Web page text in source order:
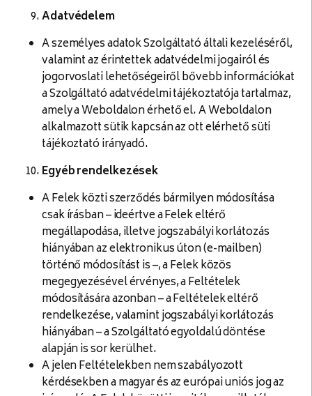
Adatvédelem
A személyes adatok Szolgáltató általi kezeléséről,
valamint az érintettek adatvédelmi jogairól és
jogorvoslati lehetőségeiről bővebb információkat
a Szolgáltató adatvédelmi tájékoztatója tartalmaz,
amely a Weboldalon érhető el. A Weboldalon
alkalmazott sütik kapcsán az ott elérhető süti
tájékoztató irányadó.
Egyéb rendelkezések
A Felek közti szerződés bármilyen módosítása
csak írásban – ideértve a Felek eltérő
megállapodása, illetve jogszabályi korlátozás
hiányában az elektronikus úton (e-mailben)
történő módosítást is –, a Felek közös
megegyezésével érvényes, a Feltételek
módosítására azonban – a Feltételek eltérő
rendelkezése, valamint jogszabályi korlátozás
hiányában – a Szolgáltató egyoldalú döntése
alapján is sor kerülhet.
A jelen Feltételekben nem szabályozott
kérdésekben a magyar és az európai uniós jog az